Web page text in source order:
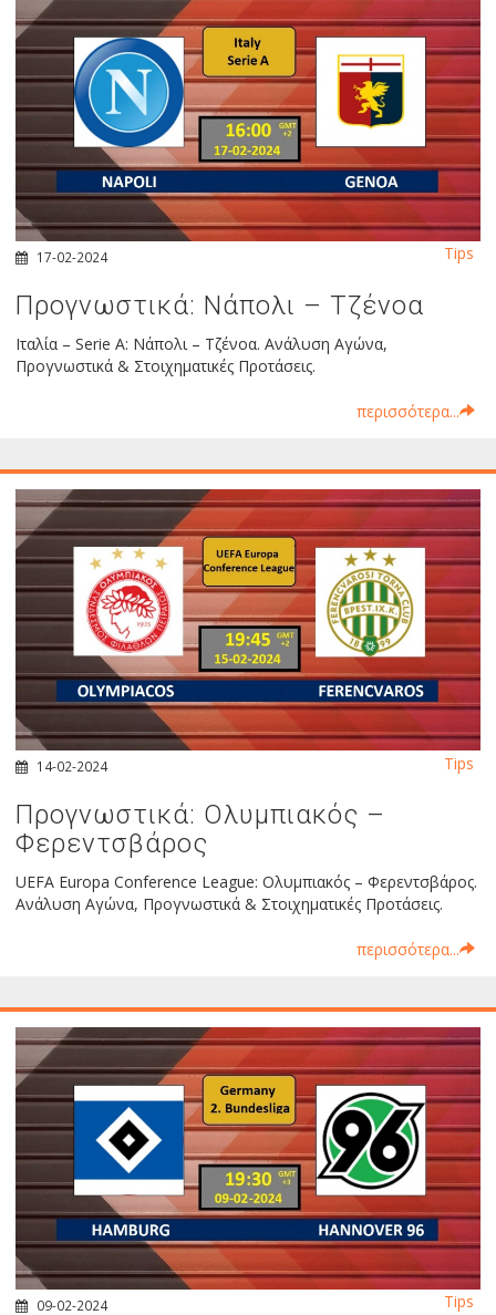
17-02-2024
Προγνωστικά: Νάπολι – Τζένοα
Ιταλία – Serie A: Νάπολι – Τζένοα. Ανάλυση Αγώνα,
Προγνωστικά & Στοιχηματικές Προτάσεις.
περισσότερα...
Tips
14-02-2024
Προγνωστικά: Ολυμπιακός –
Φερεντσβάρος
UEFA Europa Conference League: Ολυμπιακός – Φερεντσβάρος.
Ανάλυση Αγώνα, Προγνωστικά & Στοιχηματικές Προτάσεις.
περισσότερα...
Tips
09-02-2024 Tips